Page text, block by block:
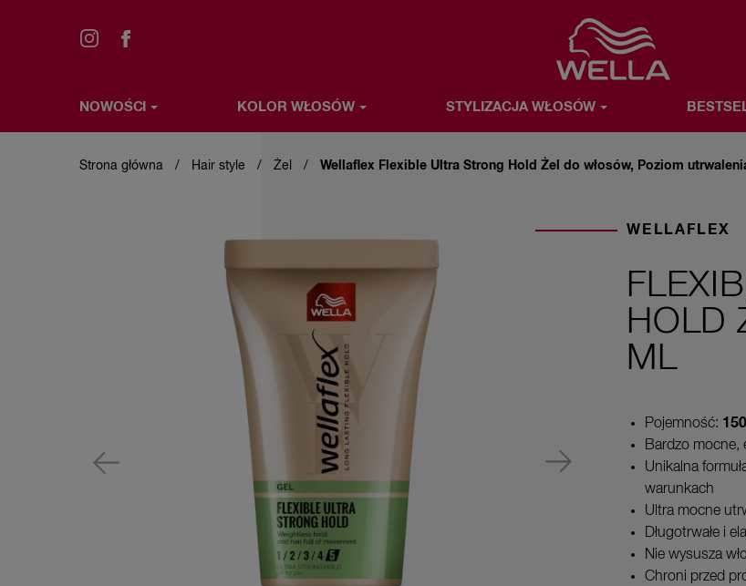
Favorite
NOWOŚCI KOLOR WŁOSÓW STYLIZACJA WŁOSÓW
Strona główna Hair style Żel Wellaflex Flexible Ultra Strong Hold Żel do włosów, Poziom
WELLAFLEX
HOLD
ML
Pojemność:
Bardzo mocne,
Unikalna
warunkach
Ultra mocne
Długotrwałe i
Nie wysusza
Chroni przed